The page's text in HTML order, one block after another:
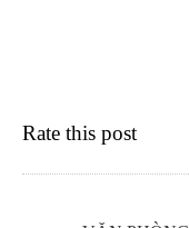
Rate this post